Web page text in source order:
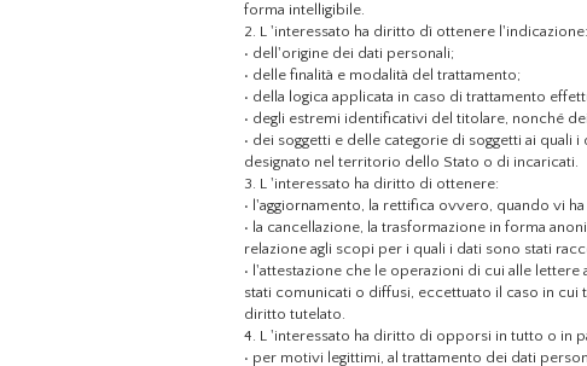
forma intelligibile.
2. L 'interessato ha diritto dì ottenere l'indicazione:
• dell'origine dei dati personali;
• delle finalità e modalità del trattamento;
• della logica applicata in caso di trattamento
• degli estremi identificativi del titolare, nonché
• dei soggetti e delle categorie di soggetti ai
designato nel territorio dello Stato o di incaricati.
3. L 'interessato ha diritto di ottenere:
• l'aggiornamento, la rettifica ovvero, quando vi
• la cancellazione, la trasformazione in forma
relazione agli scopi per i quali i dati sono stati
• l'attestazione che le operazioni di cui alle
stati comunicati o diffusi, eccettuato il caso in
diritto tutelato.
4. L 'interessato ha diritto di opporsi in tutto o in
• per motivi legittimi, al trattamento dei dati